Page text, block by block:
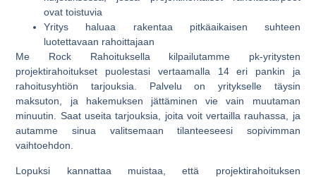
ovat toistuvia
Yritys haluaa rakentaa pitkäaikaisen suhteen
luotettavaan rahoittajaan
Me Rock Rahoituksella kilpailutamme pk-yritysten
projektirahoitukset puolestasi vertaamalla 14 eri pankin ja
rahoitusyhtiön tarjouksia. Palvelu on yritykselle täysin
maksuton, ja hakemuksen jättäminen vie vain muutaman
minuutin. Saat useita tarjouksia, joita voit vertailla rauhassa, ja
autamme sinua valitsemaan tilanteeseesi sopivimman
vaihtoehdon.
Lopuksi kannattaa muistaa, että projektirahoituksen